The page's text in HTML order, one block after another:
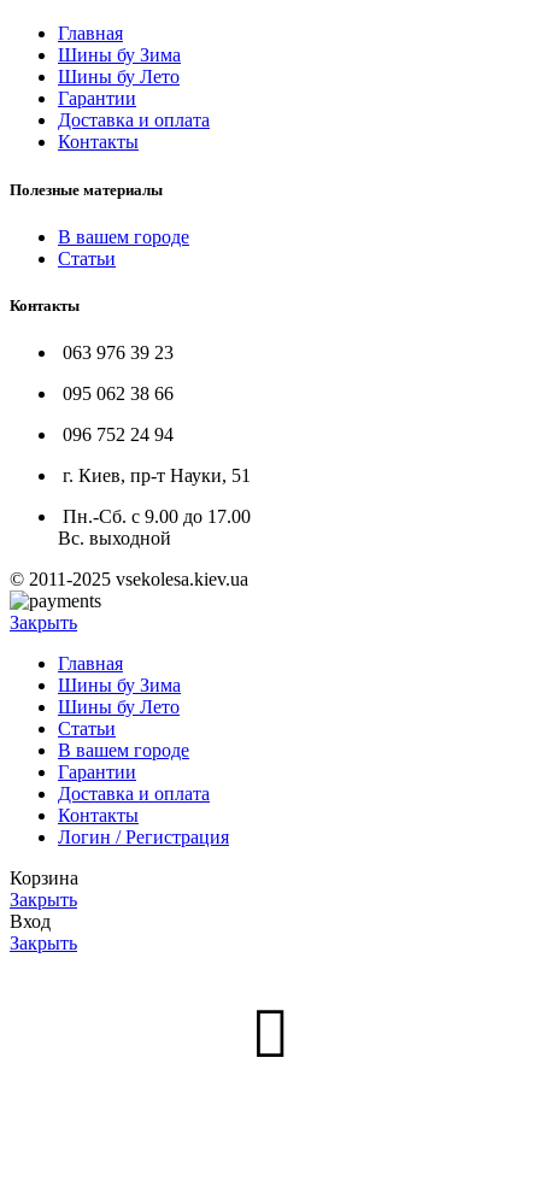
Главная
Шины бу Зима
Шины бу Лето
Гарантии
Доставка и оплата
Контакты
Полезные материалы
В вашем городе
Статьи
Контакты
063 976 39 23
095 062 38 66
096 752 24 94
г. Киев, пр-т Науки, 51
Пн.-Сб. с 9.00 до 17.00
Вс. выходной
© 2011-2025 vsekolesa.kiev.ua
Закрыть
Главная
Шины бу Зима
Шины бу Лето
Статьи
В вашем городе
Гарантии
Доставка и оплата
Контакты
Логин / Регистрация
Корзина
Закрыть
Вход
Закрыть